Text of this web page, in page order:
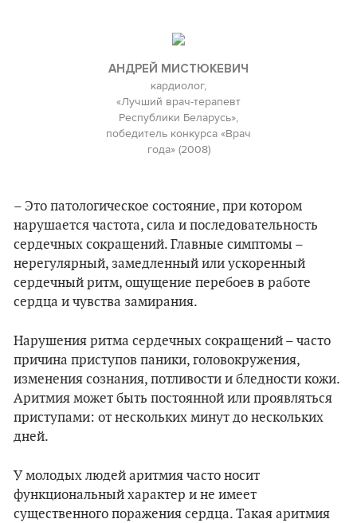
АНДРЕЙ МИСТЮКЕВИЧ
кардиолог,
«Лучший врач-терапевт
Республики Беларусь»,
победитель конкурса «Врач
года» (2008)
– Это патологическое состояние, при котором
нарушается частота, сила и последовательность
сердечных сокращений. Главные симптомы –
нерегулярный, замедленный или ускоренный
сердечный ритм, ощущение перебоев в работе
сердца и чувства замирания.
Нарушения ритма сердечных сокращений – часто
причина приступов паники, головокружения,
изменения сознания, потливости и бледности кожи.
Аритмия может быть постоянной или проявляться
приступами: от нескольких минут до нескольких
дней.
У молодых людей аритмия часто носит
функциональный характер и не имеет
существенного поражения сердца. Такая аритмия